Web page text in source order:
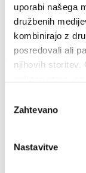
uporabi našega
družbenih
kombinirajo z
posredovali ali
njihovih storitev.
soglasja
Zahtevano
Nastavitve
10. 04. 2024
Strošek ogrevanja
Uporabniki
ogrevalne sezone